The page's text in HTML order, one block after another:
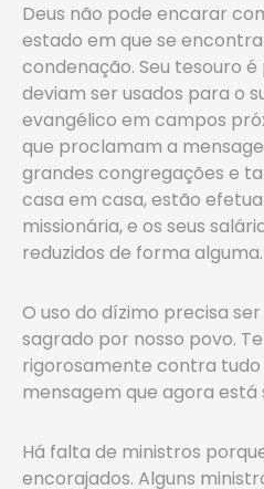
Deus não pode encarar
estado em que se
condenação. Seu tesouro
deviam ser usados para o
evangélico em campos
que proclamam a
grandes congregações e
casa em casa, estão
missionária, e os seus
reduzidos de forma alguma.
O uso do dízimo precisa
sagrado por nosso povo.
rigorosamente contra tudo
mensagem que agora
Há falta de ministros
encorajados. Alguns